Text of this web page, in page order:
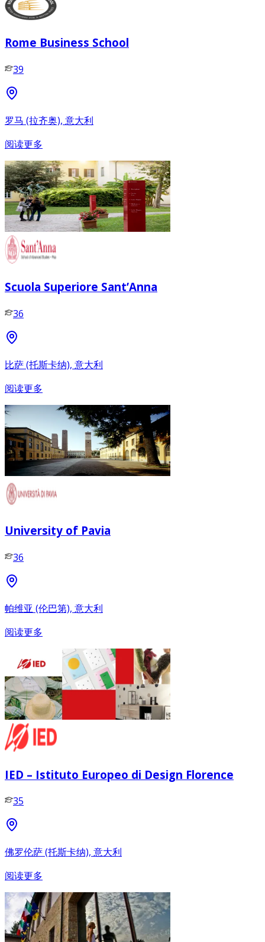
Rome Business School
39
罗马 (拉齐奥), 意大利
阅读更多
Scuola Superiore Sant’Anna
36
比萨 (托斯卡纳), 意大利
阅读更多
University of Pavia
36
帕维亚 (伦巴第), 意大利
阅读更多
IED – Istituto Europeo di Design Florence
35
佛罗伦萨 (托斯卡纳), 意大利
阅读更多